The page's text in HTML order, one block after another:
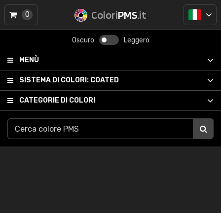
ColoriPMS.it
Oscuro Leggero
MENÙ
SISTEMA DI COLORI: COATED
CATEGORIE DI COLORI
0